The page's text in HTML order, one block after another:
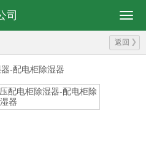
司
返回
-配电柜除湿器